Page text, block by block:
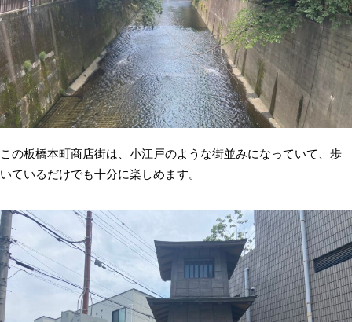
この板橋本町商店街は、小江戸のような街並みになっていて、歩
いているだけでも十分に楽しめます。